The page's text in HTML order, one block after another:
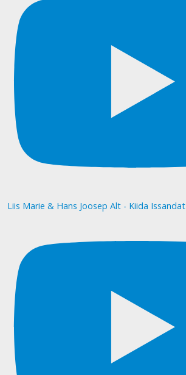
Liis Marie & Hans Joosep Alt - Kiida Issandat